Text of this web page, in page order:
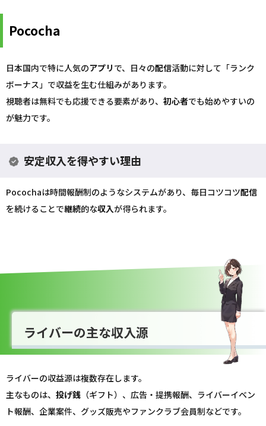
Pococha
日本国内で特に人気のアプリ で、日々の配信活動に対して「ランク
ボーナス」で収益を生む仕組みがあります。
視聴者は無料でも応援できる要素があり、 初心者でも始めやすいの
が魅力です。
安定収入を得やすい理由
Pocochaは時間報酬制のようなシステムがあり、毎日コツコツ配信
を続けることで継続的な収入が得られます。
ライバーの主な収入源
ライバーの収益源は複数存在します。
主なものは、 投げ銭 （ギフト）、広告・提携報酬、ライバーイベン
ト報酬、企業案件、グッズ販売やファンクラブ会員制などです。